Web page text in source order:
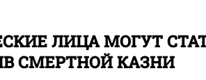
ЛИЦА МОГУТ
СМЕРТНОЙ КАЗНИ